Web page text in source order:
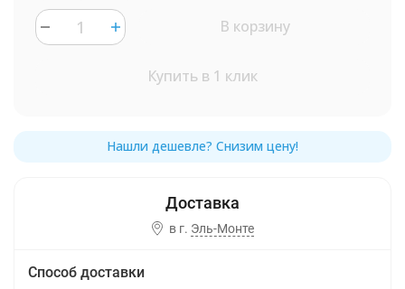
В корзину
Купить в 1 клик
в г. Эль-Монте
Способ доставки